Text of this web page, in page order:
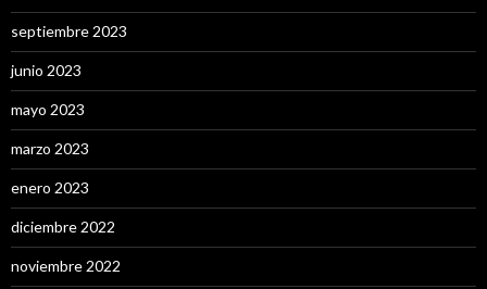
septiembre 2023
junio 2023
mayo 2023
marzo 2023
enero 2023
diciembre 2022
noviembre 2022